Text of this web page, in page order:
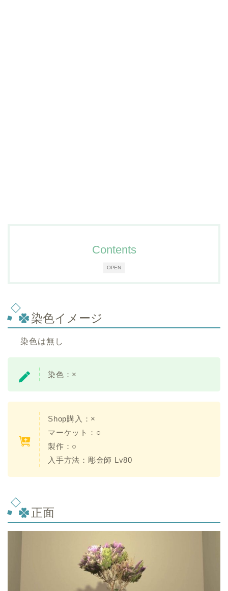
OPEN
Contents
染色イメージ
染色は無し
染色： ×
Shop購入：×
マーケット：○
製作：○
入手方法： 彫金師 Lv80
正面